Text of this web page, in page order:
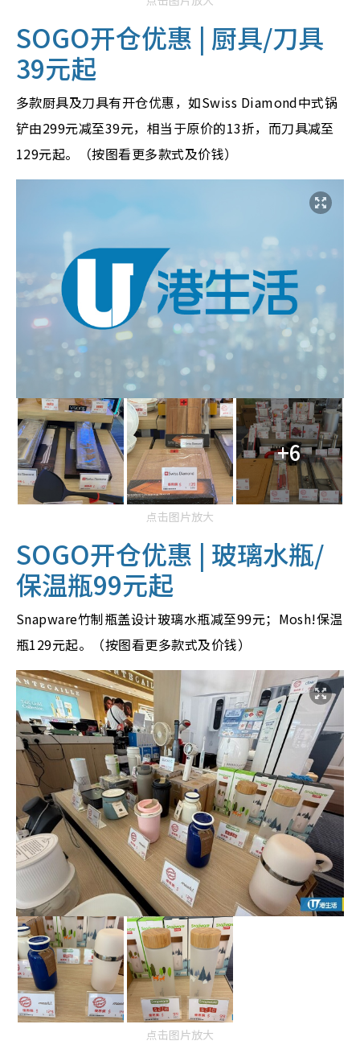
SOGO开仓优惠 | 厨具/刀具
39元起
多款厨具及刀具有开仓优惠，如Swiss Diamond中式锅
铲由299元减至39元，相当于原价的13折，而刀具减至
129元起。（按图看更多款式及价钱）
+6
点击图片放大
SOGO开仓优惠 | 玻璃水瓶/
保温瓶99元起
Snapware竹制瓶盖设计玻璃水瓶减至99元；Mosh!保温
瓶129元起。（按图看更多款式及价钱）
点击图片放大